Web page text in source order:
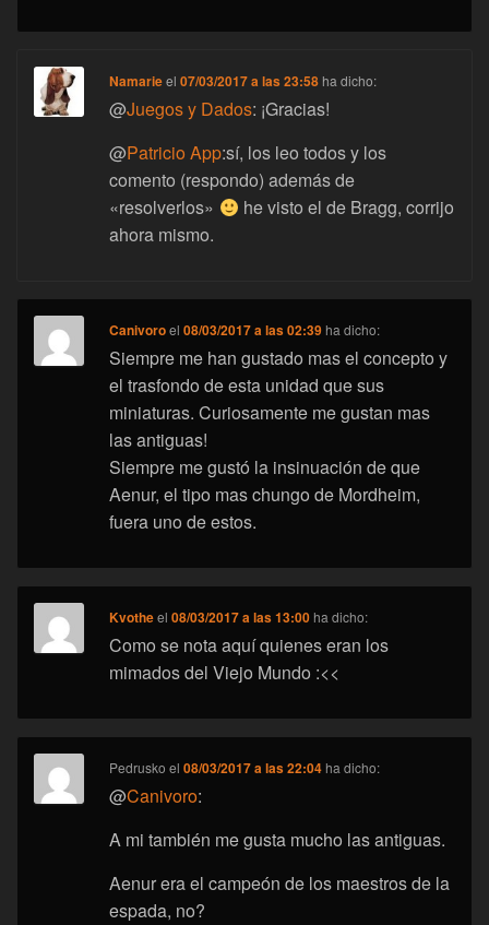
Namarieel07/03/2017 a las 23:58 ha dicho:
@Juegos y Dados: ¡Gracias!
@Patricio App:sí, los leo todos y los
comento (respondo) además de
«resolverlos»
he visto el de Bragg, corrijo
ahora mismo.
Canivoroel08/03/2017 a las 02:39 ha dicho:
Siempre me han gustado mas el concepto y
el trasfondo de esta unidad que sus
miniaturas. Curiosamente me gustan mas
las antiguas!
Siempre me gustó la insinuación de que
Aenur, el tipo mas chungo de Mordheim,
fuera uno de estos.
Kvotheel08/03/2017 a las 13:00 ha dicho:
Como se nota aquí quienes eran los
mimados del Viejo Mundo :<<
Pedrusko el08/03/2017 a las 22:04 ha dicho:
@Canivoro:
A mi también me gusta mucho las antiguas.
Aenur era el campeón de los maestros de la
espada, no?